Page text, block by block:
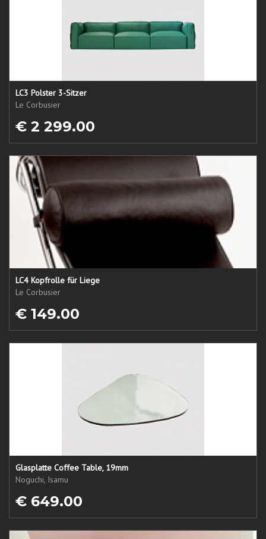
LC3 Polster 3-Sitzer
Le Corbusier
€ 2 299.00
LC4 Kopfrolle für Liege
Le Corbusier
€ 149.00
Glasplatte Coffee Table, 19mm
Noguchi, Isamu
€ 649.00